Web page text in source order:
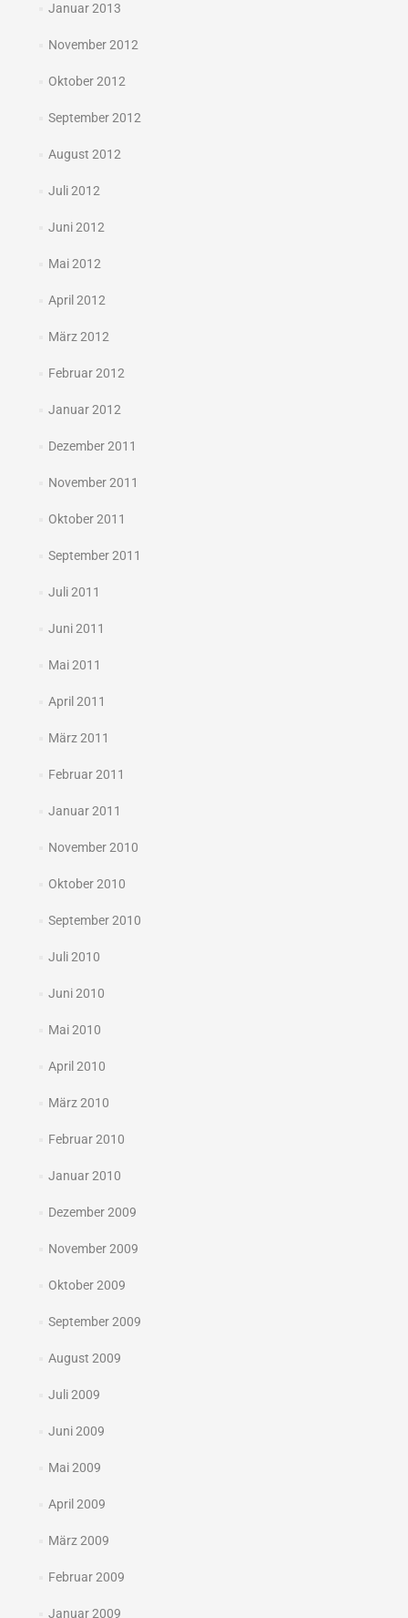
Januar 2013
November 2012
Oktober 2012
September 2012
August 2012
Juli 2012
Juni 2012
Mai 2012
April 2012
März 2012
Februar 2012
Januar 2012
Dezember 2011
November 2011
Oktober 2011
September 2011
Juli 2011
Juni 2011
Mai 2011
April 2011
März 2011
Februar 2011
Januar 2011
November 2010
Oktober 2010
September 2010
Juli 2010
Juni 2010
Mai 2010
April 2010
März 2010
Februar 2010
Januar 2010
Dezember 2009
November 2009
Oktober 2009
September 2009
August 2009
Juli 2009
Juni 2009
Mai 2009
April 2009
März 2009
Februar 2009
Januar 2009